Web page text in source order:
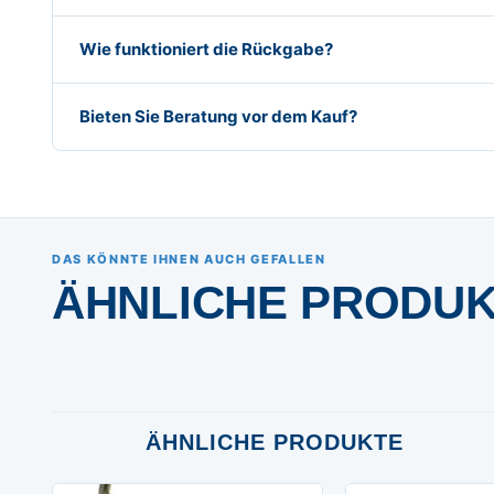
Wie funktioniert die Rückgabe?
Bieten Sie Beratung vor dem Kauf?
DAS KÖNNTE IHNEN AUCH GEFALLEN
ÄHNLICHE
ÄHNLICHE PRODUKTE